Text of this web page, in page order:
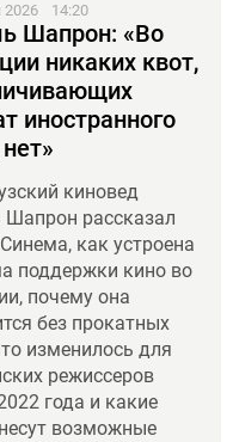
14:20
Шапрон: «Во
никаких квот,
иностранного
киновед
рассказал
как устроена
поддержки кино во
почему она
без прокатных
изменилось для
режиссеров
года и какие
возможные